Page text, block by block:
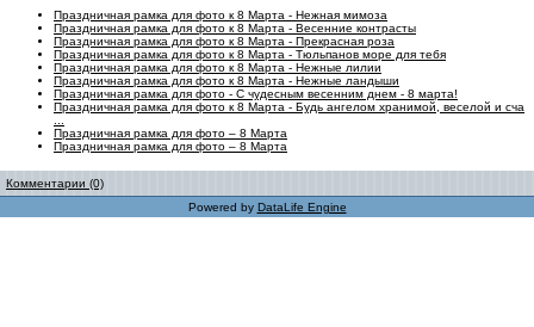
Праздничная рамка для фото к 8 Марта - Нежная мимоза
Праздничная рамка для фото к 8 Марта - Весенние контрасты
Праздничная рамка для фото к 8 Марта - Прекрасная роза
Праздничная рамка для фото к 8 Марта - Тюльпанов море для тебя
Праздничная рамка для фото к 8 Марта - Нежные лилии
Праздничная рамка для фото к 8 Марта - Нежные ландыши
Праздничная рамка для фото - С чудесным весенним днем - 8 марта!
Праздничная рамка для фото к 8 Марта - Будь ангелом хранимой, веселой и сча
Праздничная рамка для фото – 8 Марта
Праздничная рамка для фото – 8 Марта
Комментарии (0)
Powered by DataLife Engine